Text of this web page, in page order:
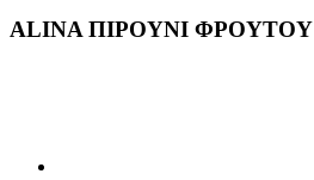
ALINA ΠΙΡΟΥΝΙ ΦΡΟΥΤΟΥ